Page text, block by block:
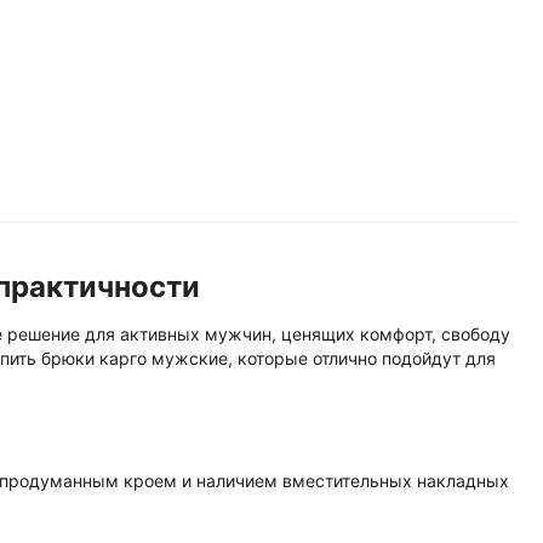
для активных мужчин, ценящих комфорт, свободу
брюки карго мужские, которые отлично подойдут для
кроем и наличием вместительных накладных